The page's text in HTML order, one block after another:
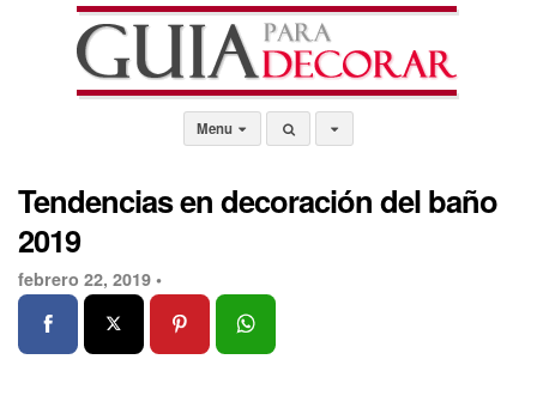
Menu
Tendencias en decoración del baño
2019
febrero 22, 2019 •